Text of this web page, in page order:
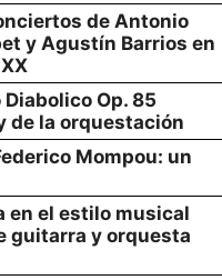
de Antonio
y Agustín Barrios en
Op. 85
de la orquestación
Mompou: un
en el estilo musical
guitarra y orquesta